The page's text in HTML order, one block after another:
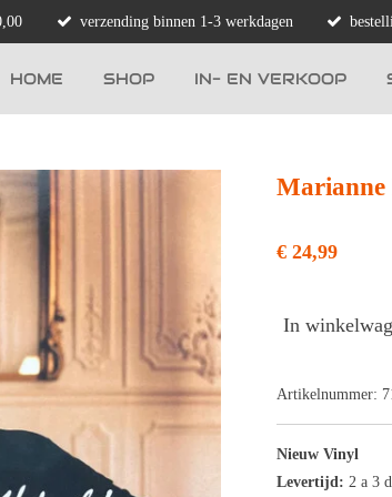
verzending binnen 1-3 werkdagen
HOME SHOP IN- EN VERKOOP
Marianne
€ 24,99
In
Artikelnummer:
Nieuw Vinyl
Levertijd: 2 a 3